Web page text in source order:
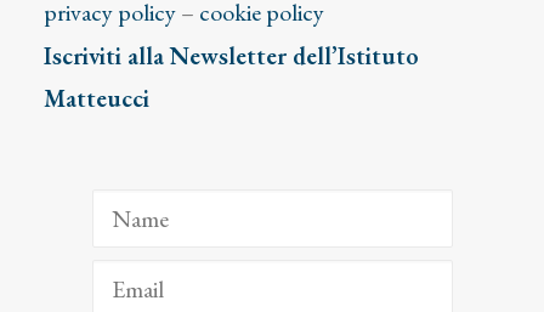
privacy policy– cookie policy
Iscriviti alla Newsletter dell’Istituto
Matteucci